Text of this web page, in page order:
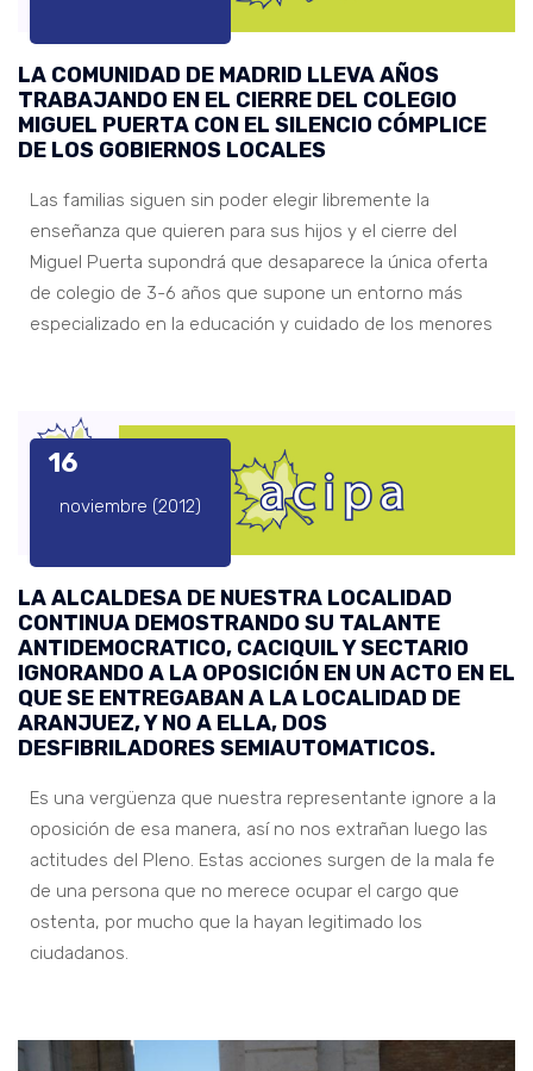
LA COMUNIDAD DE MADRID LLEVA AÑOS
TRABAJANDO EN EL CIERRE DEL COLEGIO
MIGUEL PUERTA CON EL SILENCIO CÓMPLICE
DE LOS GOBIERNOS LOCALES
Las familias siguen sin poder elegir libremente la
enseñanza que quieren para sus hijos y el cierre del
Miguel Puerta supondrá que desaparece la única oferta
de colegio de 3-6 años que supone un entorno más
especializado en la educación y cuidado de los menores
16
noviembre (2012)
LA ALCALDESA DE NUESTRA LOCALIDAD
CONTINUA DEMOSTRANDO SU TALANTE
ANTIDEMOCRATICO, CACIQUIL Y SECTARIO
IGNORANDO A LA OPOSICIÓN EN UN ACTO EN EL
QUE SE ENTREGABAN A LA LOCALIDAD DE
ARANJUEZ, Y NO A ELLA, DOS
DESFIBRILADORES SEMIAUTOMATICOS.
Es una vergüenza que nuestra representante ignore a la
oposición de esa manera, así no nos extrañan luego las
actitudes del Pleno. Estas acciones surgen de la mala fe
de una persona que no merece ocupar el cargo que
ostenta, por mucho que la hayan legitimado los
ciudadanos.